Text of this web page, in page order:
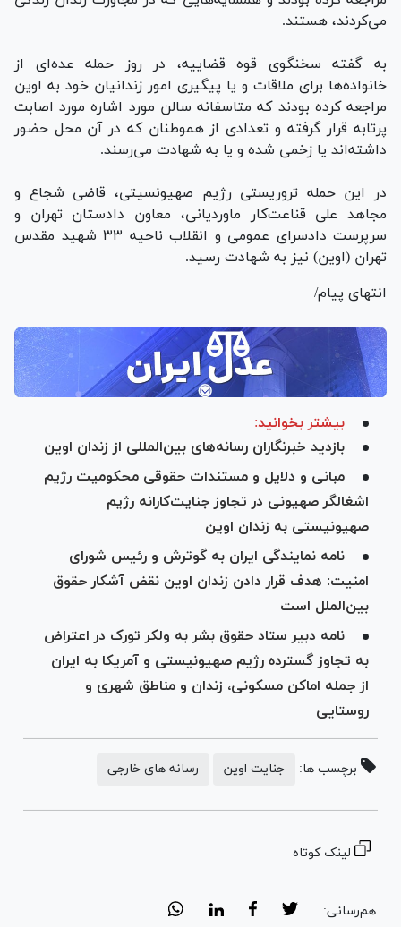
می‌کردند، هستند.
به گفته سخنگوی قوه قضاییه، در روز حمله عده‌ای از
خانواده‌ها برای ملاقات و یا پیگیری امور زندانیان خود به اوین
مراجعه کرده بودند که متاسفانه سالن مورد اشاره مورد اصابت
پرتابه قرار گرفته و تعدادی از هموطنان که در آن محل حضور
داشته‌اند یا زخمی شده و یا به شهادت می‌رسند.
در این حمله تروریستی رژیم صهیونسیتی، قاضی شجاع و
مجاهد علی قناعت‌کار ماوردیانی، معاون دادستان تهران و
سرپرست دادسرای عمومی و انقلاب ناحیه ۳۳ شهید مقدس
تهران (اوین) نیز به شهادت رسید.
انتهای پیام/
بیشتر بخوانید:
بازدید خبرنگاران رسانه‌های بین‌المللی از زندان اوین
مبانی و دلایل و مستندات حقوقی محکومیت رژیم
اشغالگر صهیونی در تجاوز جنایت‌کارانه رژیم
صهیونیستی به زندان اوین
نامه نمایندگی ایران به گوترش و رئیس شورای
امنیت: هدف قرار دادن زندان اوین نقض آشکار حقوق
بین‌الملل است
نامه دبیر ستاد حقوق بشر به ولکر تورک در اعتراض
به تجاوز گسترده رژیم صهیونیستی و آمریکا به ایران
از جمله اماکن مسکونی، زندان و مناطق شهری و
روستایی
برچسب ها: جنایت اوین رسانه های خارجی
لینک کوتاه
هم‌رسانی: